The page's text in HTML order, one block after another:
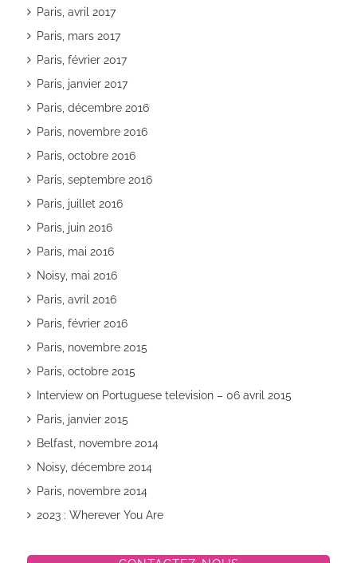
Paris, avril 2017
Paris, mars 2017
Paris, février 2017
Paris, janvier 2017
Paris, décembre 2016
Paris, novembre 2016
Paris, octobre 2016
Paris, septembre 2016
Paris, juillet 2016
Paris, juin 2016
Paris, mai 2016
Noisy, mai 2016
Paris, avril 2016
Paris, février 2016
Paris, novembre 2015
Paris, octobre 2015
Interview on Portuguese television – 06 avril 2015
Paris, janvier 2015
Belfast, novembre 2014
Noisy, décembre 2014
Paris, novembre 2014
2023 : Wherever You Are